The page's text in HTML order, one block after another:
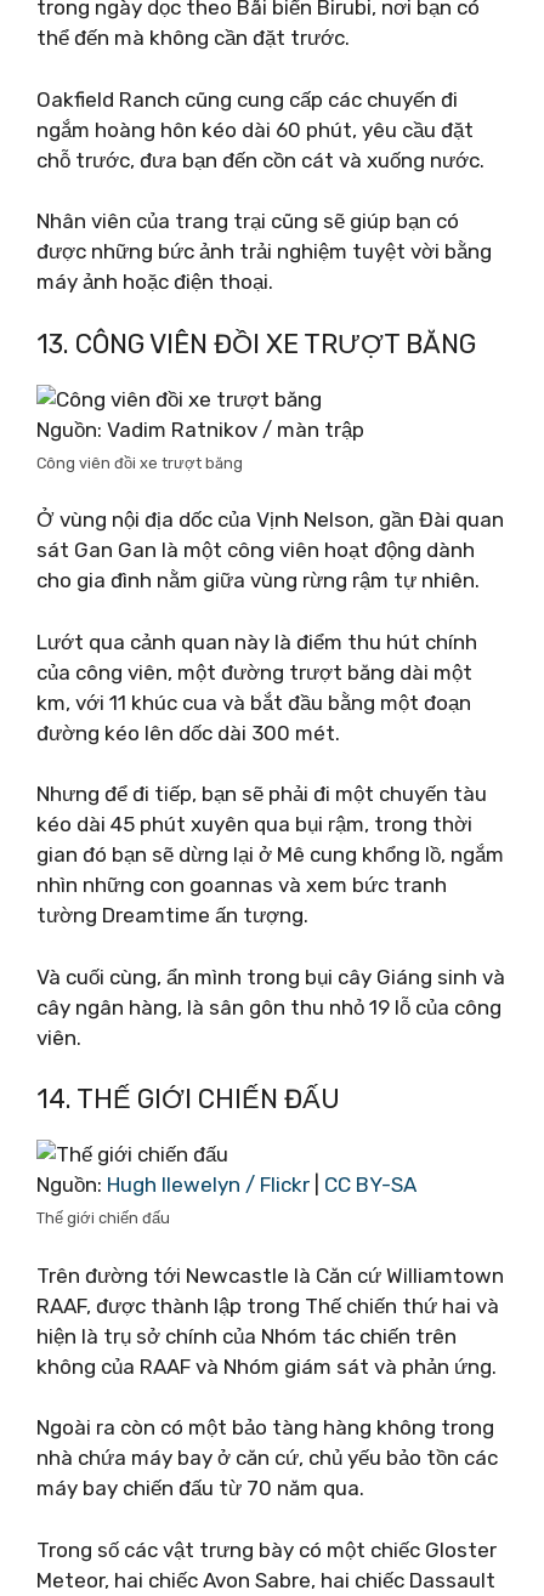
trong ngày dọc theo Bãi biển Birubi, nơi bạn có
thể đến mà không cần đặt trước.
Oakfield Ranch cũng cung cấp các chuyến đi
ngắm hoàng hôn kéo dài 60 phút, yêu cầu đặt
chỗ trước, đưa bạn đến cồn cát và xuống nước.
Nhân viên của trang trại cũng sẽ giúp bạn có
được những bức ảnh trải nghiệm tuyệt vời bằng
máy ảnh hoặc điện thoại.
13. CÔNG VIÊN ĐỒI XE TRƯỢT BĂNG
Nguồn: Vadim Ratnikov / màn trập
Công viên đồi xe trượt băng
Ở vùng nội địa dốc của Vịnh Nelson, gần Đài quan
sát Gan Gan là một công viên hoạt động dành
cho gia đình nằm giữa vùng rừng rậm tự nhiên.
Lướt qua cảnh quan này là điểm thu hút chính
của công viên, một đường trượt băng dài một
km, với 11 khúc cua và bắt đầu bằng một đoạn
đường kéo lên dốc dài 300 mét.
Nhưng để đi tiếp, bạn sẽ phải đi một chuyến tàu
kéo dài 45 phút xuyên qua bụi rậm, trong thời
gian đó bạn sẽ dừng lại ở Mê cung khổng lồ, ngắm
nhìn những con goannas và xem bức tranh
tường Dreamtime ấn tượng.
Và cuối cùng, ẩn mình trong bụi cây Giáng sinh và
cây ngân hàng, là sân gôn thu nhỏ 19 lỗ của công
viên.
14. THẾ GIỚI CHIẾN ĐẤU
Nguồn: Hugh llewelyn / Flickr CC BY-SA
Thế giới chiến đấu
Trên đường tới Newcastle là Căn cứ Williamtown
RAAF, được thành lập trong Thế chiến thứ hai và
hiện là trụ sở chính của Nhóm tác chiến trên
không của RAAF và Nhóm giám sát và phản ứng.
Ngoài ra còn có một bảo tàng hàng không trong
nhà chứa máy bay ở căn cứ, chủ yếu bảo tồn các
máy bay chiến đấu từ 70 năm qua.
Trong số các vật trưng bày có một chiếc Gloster
Meteor, hai chiếc Avon Sabre, hai chiếc Dassault